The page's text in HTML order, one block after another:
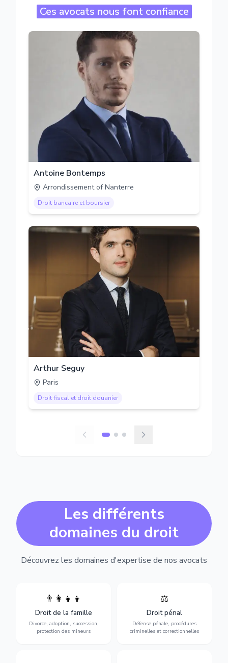
Ces avocats nous font confiance
Antoine Bontemps
Arrondissement of Nanterre
Droit bancaire et boursier
Arthur Seguy
Paris
Droit fiscal et droit douanier
Les différents
domaines du droit
Découvrez les domaines d'expertise de nos avocats
👨‍👩‍👧‍👦
Droit de la famille
Divorce, adoption, succession,
protection des mineurs
Divorce, garde d'enfants,
adoption, succession et
protection des personnes
vulnérables.
⚖️
Droit pénal
Défense pénale, procédures
criminelles et correctionnelles
Expertise en matière pénale,
vue jusqu'au procès, pour
toute affaire correctionnelle
ou criminelle.